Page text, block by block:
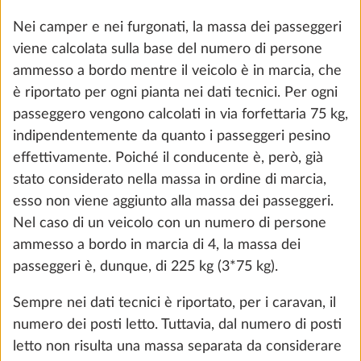
Ah), sensore della batteria e cassetta
portabatteria
971 €
Aggiungi
Essa si calcola, dapprima per camper e furgonati,
togliendo dalla massa massima tecnicamente
ammissibile la massa in ordine di marcia, la massa
dei passeggeri e la massa utile minima. Nel caso dei
caravan, essa si calcola togliendo dalla massa
massima tecnicamente ammissibile la massa in
ordine di marcia e la massa utile minima.
Poiché la massa in ordine di marcia è un valore
calcolato, sottoposto alle tolleranze consentite dalla
legge di massimo ± 5% e il verificarsi di queste
tolleranze può comportare il mancato
raggiungimento fattuale della massa utile minima, le
tolleranze consentite dalla legge vengono incluse
anche nella massa massima della dotazione speciale
a titolo precauzionale. Inoltre vengono considerate